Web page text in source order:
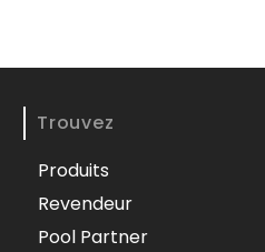
Trouvez
Produits
Revendeur
Pool Partner